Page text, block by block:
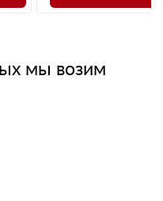
мы возим